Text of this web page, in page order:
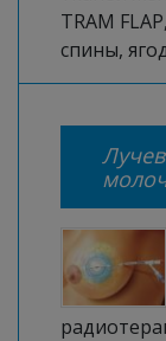
TRAM
спины,